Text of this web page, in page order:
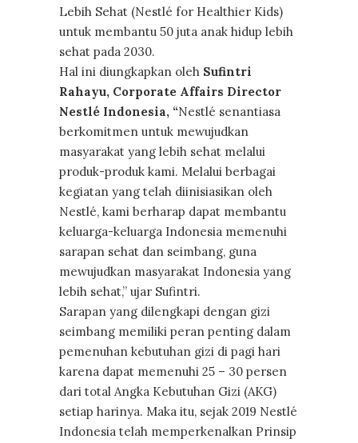
Lebih Sehat (Nestlé for Healthier Kids)
untuk membantu 50 juta anak hidup lebih
sehat pada 2030.
Hal ini diungkapkan oleh Sufintri
Rahayu, Corporate Affairs Director
Nestlé Indonesia, “Nestlé senantiasa
berkomitmen untuk mewujudkan
masyarakat yang lebih sehat melalui
produk-produk kami. Melalui berbagai
kegiatan yang telah diinisiasikan oleh
Nestlé, kami berharap dapat membantu
keluarga-keluarga Indonesia memenuhi
sarapan sehat dan seimbang, guna
mewujudkan masyarakat Indonesia yang
lebih sehat,” ujar Sufintri.
Sarapan yang dilengkapi dengan gizi
seimbang memiliki peran penting dalam
pemenuhan kebutuhan gizi di pagi hari
karena dapat memenuhi 25 – 30 persen
dari total Angka Kebutuhan Gizi (AKG)
setiap harinya. Maka itu, sejak 2019 Nestlé
Indonesia telah memperkenalkan Prinsip